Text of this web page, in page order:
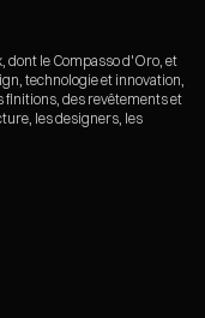
dont le Compasso d'Oro, et
technologie et innovation,
finitions, des revêtements et
les designers, les